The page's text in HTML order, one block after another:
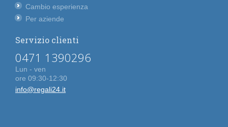
Cambio esperienza
Per aziende
Servizio clienti
0471 1390296
Lun - ven
ore 09:30-12:30
info@regali24.it